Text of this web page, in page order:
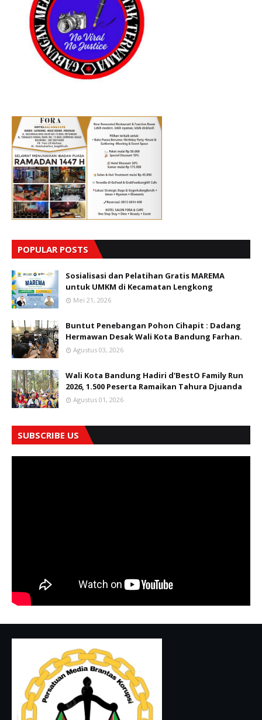
POPULAR POSTS
Sosialisasi dan Pelatihan Gratis MAREMA
untuk UMKM di Kecamatan Lengkong
Mei 21, 2026
Buntut Penebangan Pohon Cihapit : Dadang
Hermawan Desak Wali Kota Bandung Farhan.
Agustus 03, 2026
Wali Kota Bandung Hadiri d'BestO Family Run
2026, 1.500 Peserta Ramaikan Tahura Djuanda
Agustus 01, 2026
SUBSCRIBE US